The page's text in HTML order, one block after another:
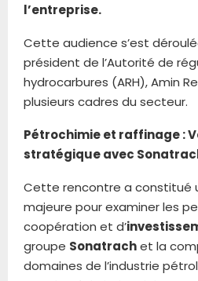
l’entreprise.
Cette audience s’est
président de l’Autorité de
hydrocarbures (ARH), Amin
plusieurs cadres du secteur.
Pétrochimie et raffinage :
stratégique avec
Cette rencontre a constitué
majeure pour examiner les
coopération et d’
groupe Sonatrachet la
domaines de l’industrie